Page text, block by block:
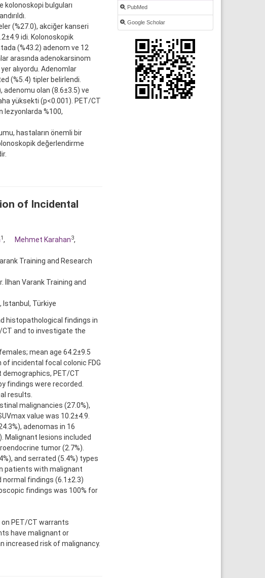
kolonoskopi bulguları
(%27.0), akciğer kanseri
idi. Kolonoskopik
(%43.2) adenom ve 12
arasında adenokarsinom
alıyordu. Adenomlar
(%5.4) tipler belirlendi.
adenomu olan (8.6±3.5) ve
yüksekti (p<0.001). PET/CT
lezyonlarda %100,
hastaların önemli bir
değerlendirme
of Incidental
1, Mehmet Karahan3,
Training and Research
Varank Training and
Istanbul, Türkiye
histopathological findings in
and to investigate the
mean age 64.2±9.5
incidental focal colonic FDG
demographics, PET/CT
findings were recorded.
results.
malignancies (27.0%),
value was 10.2±4.9.
adenomas in 16
Malignant lesions included
tumor (2.7%).
and serrated (5.4%) types
patients with malignant
findings (6.1±2.3)
findings was 100% for
on PET/CT warrants
have malignant or
increased risk of malignancy.
PubMed
Google Scholar